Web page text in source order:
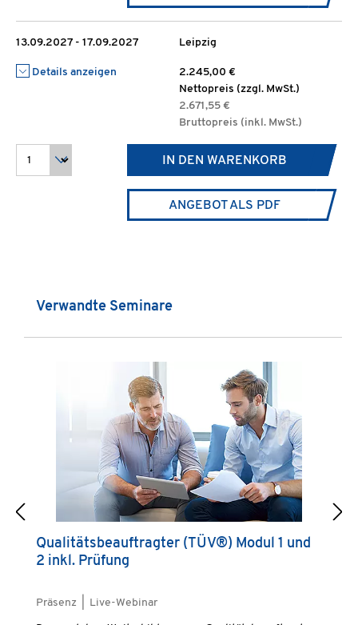
13.09.2027 - 17.09.2027 Leipzig
Details anzeigen
2.245,00 €
Nettopreis (zzgl. MwSt.)
2.671,55 €
Bruttopreis (inkl. MwSt.)
IN DEN WARENKORB
ANGEBOT ALS PDF
Produktgalerie überspringen
Verwandte Seminare
Qualitätsbeauftragter (TÜV®) Modul 1 und
2 inkl. Prüfung
Präsenz | Live-Webinar